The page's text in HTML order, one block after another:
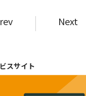
Next
スサイト